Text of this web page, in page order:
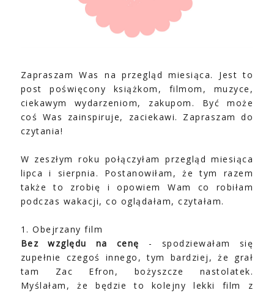
Zapraszam Was na przegląd miesiąca. Jest to
post poświęcony książkom, filmom, muzyce,
ciekawym wydarzeniom, zakupom. Być może
coś Was zainspiruje, zaciekawi. Zapraszam do
czytania!
W zeszłym roku połączyłam przegląd miesiąca
lipca i sierpnia. Postanowiłam, że tym razem
także to zrobię i opowiem Wam co robiłam
podczas wakacji, co oglądałam, czytałam.
1. Obejrzany film
Bez względu na cenę
- spodziewałam się
zupełnie czegoś innego, tym bardziej, że grał
tam Zac Efron, bożyszcze nastolatek.
Myślałam, że będzie to kolejny lekki film z